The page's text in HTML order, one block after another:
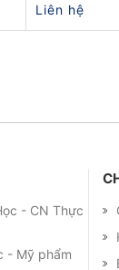
Liên hệ
- CN Thực
- Mỹ phẩm